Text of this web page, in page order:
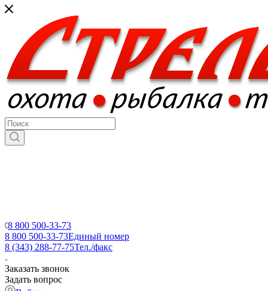
8 800 500-33-73
8 800 500-33-73Единый номер
8 (343) 288-77-75Тел./факс
Заказать звонок
Задать вопрос